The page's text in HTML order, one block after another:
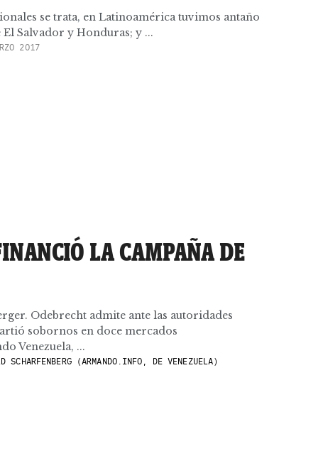
se trata, en Latinoamérica tuvimos antaño
Salvador y Honduras; y ...
2017
LA CAMPAÑA DE
Odebrecht admite ante las autoridades
sobornos en doce mercados
Venezuela, ...
SCHARFENBERG (ARMANDO.INFO, DE VENEZUELA)